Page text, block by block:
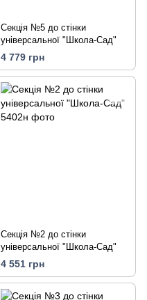
Секція №5 до стінки
універсальної "Школа-Сад"
4 779 грн
Секція №2 до стінки
універсальної "Школа-Сад"
4 551 грн